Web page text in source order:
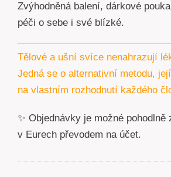
Zvýhodněná balení, dárkové
péči o sebe i své blízké.
Tělové a ušní svíce nenahrazují
Jedná se o alternativní metodu,
na vlastním rozhodnutí každého
✨ Objednávky je možné pohodlně
v Eurech převodem na účet.